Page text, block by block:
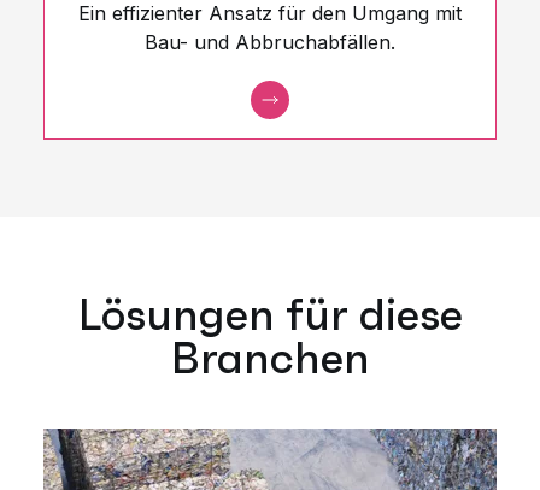
Ein effizienter Ansatz für den Umgang mit
Bau- und Abbruchabfällen.
Lösungen für diese
Branchen